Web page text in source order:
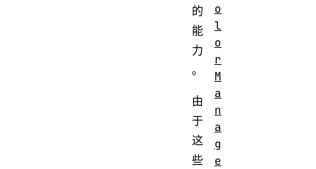
的
能
力
。
由
于
这
些
o
l
o
r
M
a
n
a
g
e